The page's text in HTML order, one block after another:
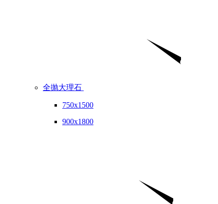
全抛大理石
750x1500
900x1800